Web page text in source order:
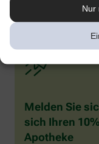
Nur
sollten Sie Ihren
Melden Sie
sich Ihren
Apotheke